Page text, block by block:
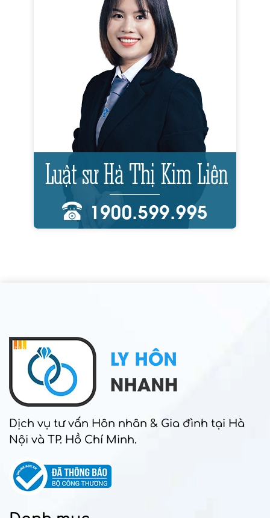
Dịch vụ tư vấn Hôn nhân & Gia đình tại Hà
Nội và TP. Hồ Chí Minh.